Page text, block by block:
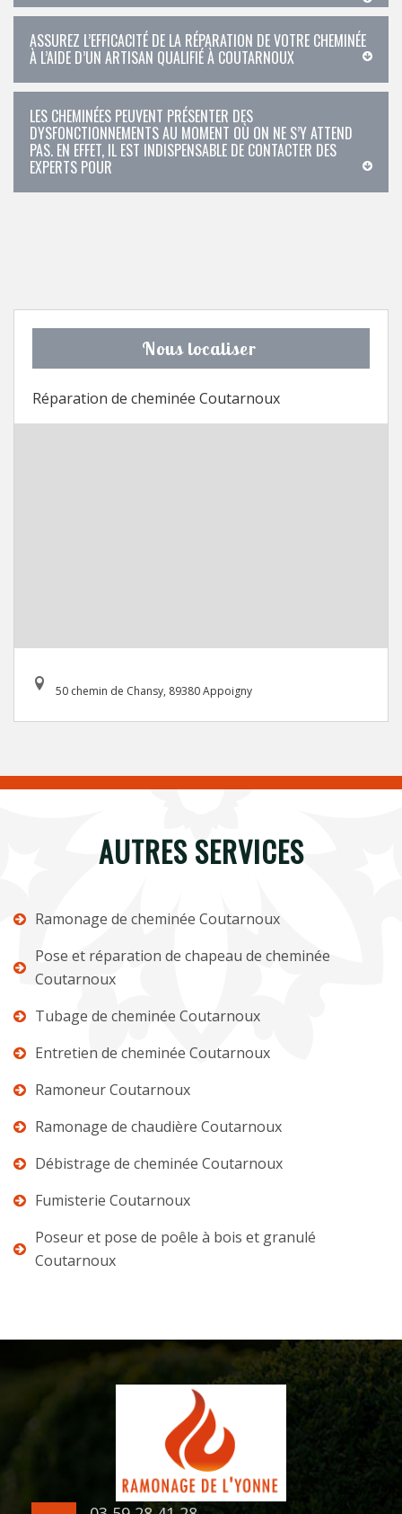
ASSUREZ L’EFFICACITÉ DE LA RÉPARATION DE VOTRE CHEMINÉE
À L’AIDE D’UN ARTISAN QUALIFIÉ À COUTARNOUX
LES CHEMINÉES PEUVENT PRÉSENTER DES
DYSFONCTIONNEMENTS AU MOMENT OÙ ON NE S’Y ATTEND
PAS. EN EFFET, IL EST INDISPENSABLE DE CONTACTER DES
EXPERTS POUR
Nous localiser
Réparation de cheminée Coutarnoux
50 chemin de Chansy, 89380 Appoigny
AUTRES SERVICES
Ramonage de cheminée Coutarnoux
Pose et réparation de chapeau de cheminée
Coutarnoux
Tubage de cheminée Coutarnoux
Entretien de cheminée Coutarnoux
Ramoneur Coutarnoux
Ramonage de chaudière Coutarnoux
Débistrage de cheminée Coutarnoux
Fumisterie Coutarnoux
Poseur et pose de poêle à bois et granulé
Coutarnoux